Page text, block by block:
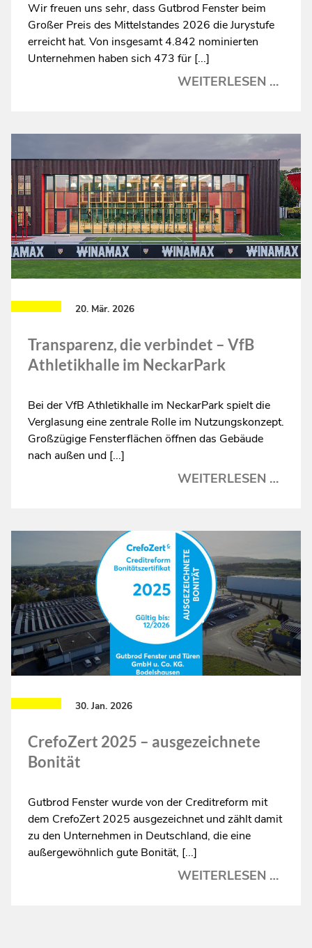
Wir freuen uns sehr, dass Gutbrod Fenster beim
Großer Preis des Mittelstandes 2026 die Jurystufe
erreicht hat. Von insgesamt 4.842 nominierten
Unternehmen haben sich 473 für [...]
WEITERLESEN …
BEIM
REIS
ES M
026
20. Mär. 2026
Transparenz, die verbindet – VfB
Athletikhalle im NeckarPark
Bei der VfB Athletikhalle im NeckarPark spielt die
Verglasung eine zentrale Rolle im Nutzungskonzept.
Großzügige Fensterflächen öffnen das Gebäude
nach außen und [...]
WEITERLESEN …
–
IM
30. Jan. 2026
CrefoZert 2025 – ausgezeichnete
Bonität
Gutbrod Fenster wurde von der Creditreform mit
dem CrefoZert 2025 ausgezeichnet und zählt damit
zu den Unternehmen in Deutschland, die eine
außergewöhnlich gute Bonität, [...]
WEITERLESEN …